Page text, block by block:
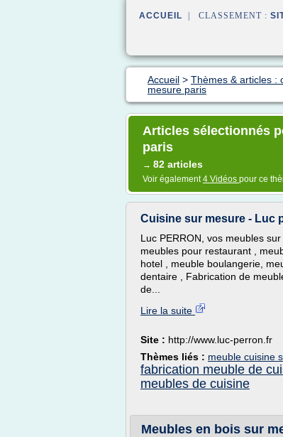
ACCUEIL | CLASSEMENT :
Accueil > Thèmes & articles :
mesure paris
Articles sélectionnés
paris
→ 82 articles
Voir également4 Vidéos pour ce
Cuisine sur mesure - Luc
Luc PERRON, vos meubles
meubles pour restaurant ,
hotel , meuble boulangerie,
dentaire , Fabrication de
de...
Lire la suite
Site : http://www.luc-perron.fr
Thèmes liés : meuble cuisine
fabrication meuble de
meubles de cuisine
Meubles en bois sur